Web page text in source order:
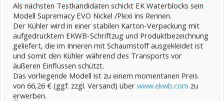
Als nächsten Testkandidaten schickt EK Waterblocks sein
Modell Supremacy EVO Nickel /Plexi ins Rennen.
Der Kühler wird in einer stabilen Karton-Verpackung mit
aufgedrucktem EKWB-Schriftzug und Produktbezeichnung
geliefert, die im Inneren mit Schaumstoff ausgekleidet ist
und somit den Kühler während des Transports vor
äußeren Einflüssen schützt.
Das vorliegende Modell ist zu einem momentanen Preis
von 66,26 € (ggf. zzgl. Versand) über www.ekwb.com zu
erwerben.